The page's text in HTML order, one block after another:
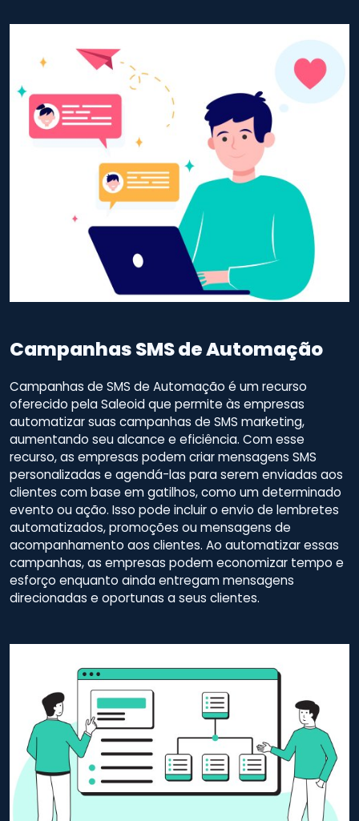
Campanhas SMS de Automação
Campanhas de SMS de Automação é um recurso
oferecido pela Saleoid que permite às empresas
automatizar suas campanhas de SMS marketing,
aumentando seu alcance e eficiência. Com esse
recurso, as empresas podem criar mensagens SMS
personalizadas e agendá-las para serem enviadas aos
clientes com base em gatilhos, como um determinado
evento ou ação. Isso pode incluir o envio de lembretes
automatizados, promoções ou mensagens de
acompanhamento aos clientes. Ao automatizar essas
campanhas, as empresas podem economizar tempo e
esforço enquanto ainda entregam mensagens
direcionadas e oportunas a seus clientes.